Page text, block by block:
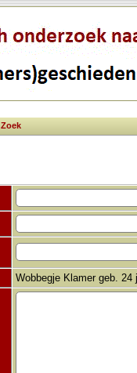
Zoek
Wobbegje Klamer geb.